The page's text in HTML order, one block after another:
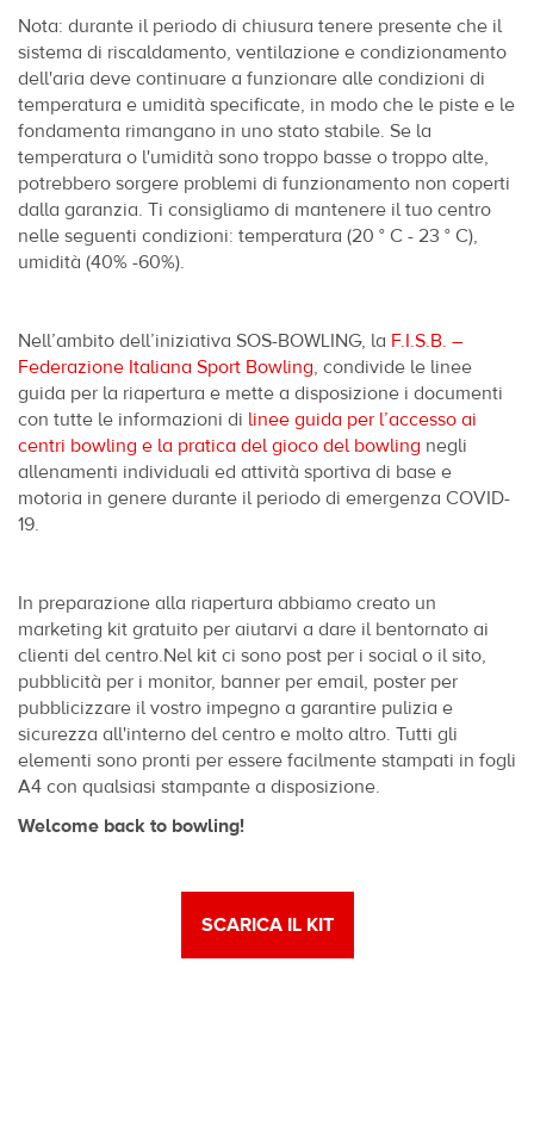
Nota: durante il periodo di chiusura tenere presente che il
sistema di riscaldamento, ventilazione e condizionamento
dell'aria deve continuare a funzionare alle condizioni di
temperatura e umidità specificate, in modo che le piste e le
fondamenta rimangano in uno stato stabile. Se la
temperatura o l'umidità sono troppo basse o troppo alte,
potrebbero sorgere problemi di funzionamento non coperti
dalla garanzia. Ti consigliamo di mantenere il tuo centro
nelle seguenti condizioni: temperatura (20 ° C - 23 ° C),
umidità (40% -60%).
Nell’ambito dell’iniziativa SOS-BOWLING, la F.I.S.B. –
Federazione Italiana Sport Bowling, condivide le linee
guida per la riapertura e mette a disposizione i documenti
con tutte le informazioni di linee guida per l’accesso ai
centri bowling e la pratica del gioco del bowling negli
allenamenti individuali ed attività sportiva di base e
motoria in genere durante il periodo di emergenza COVID-
19.
In preparazione alla riapertura abbiamo creato un
marketing kit gratuito per aiutarvi a dare il bentornato ai
clienti del centro.Nel kit ci sono post per i social o il sito,
pubblicità per i monitor, banner per email, poster per
pubblicizzare il vostro impegno a garantire pulizia e
sicurezza all'interno del centro e molto altro. Tutti gli
elementi sono pronti per essere facilmente stampati in fogli
A4 con qualsiasi stampante a disposizione.
Welcome back to bowling!
SCARICA IL KIT